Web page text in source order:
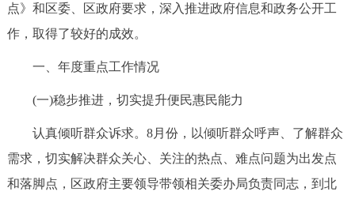
绿色北京 图说北京 视频北京
DEUTSCH FRANÇAIS РУССКИЙ ЯЗЫК
ESPAÑOL العربية PORTUGUÊS
点》和区委、区政府要求，深入推进政府信息和政务公开工
作，取得了较好的成效。
一、年度重点工作情况
(一)稳步推进，切实提升便民惠民能力
认真倾听群众诉求。8月份，以倾听群众呼声、了解群众
需求，切实解决群众关心、关注的热点、难点问题为出发点
和落脚点，区政府主要领导带领相关委办局负责同志，到北